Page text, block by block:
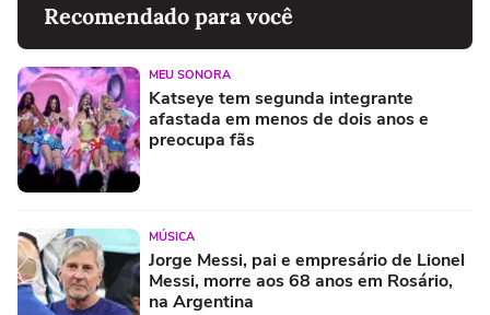
Recomendado para você
MEU SONORA
Katseye tem segunda integrante
afastada em menos de dois anos e
preocupa fãs
MÚSICA
Jorge Messi, pai e empresário de Lionel
Messi, morre aos 68 anos em Rosário,
na Argentina